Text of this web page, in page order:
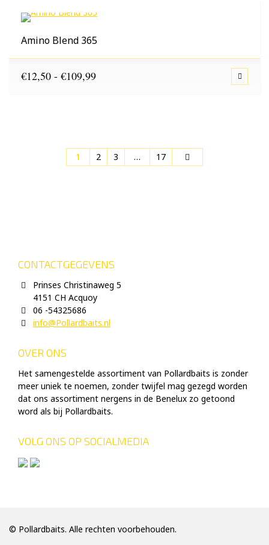
€95,25
Amino Blend 365
€12,50 - €109,99Prijsklasse:
1 2 3 … 17
CONTACTGEGEVENS
Prinses Christinaweg 5
4151 CH Acquoy
06 -54325686
info@Pollardbaits.nl
OVER ONS
Het samengestelde assortiment van Pollardbaits is zonder
meer uniek te noemen, zonder twijfel mag gezegd worden
dat ons assortiment nergens in de Benelux zo getoond
word als bij Pollardbaits.
VOLG ONS OP SOCIALMEDIA
© Pollardbaits. Alle rechten voorbehouden.